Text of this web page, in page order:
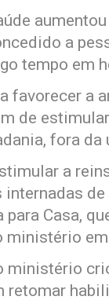
a
tempo em
favorecer a
de
fora
a
para Casa,
ministério
ministério
retomar